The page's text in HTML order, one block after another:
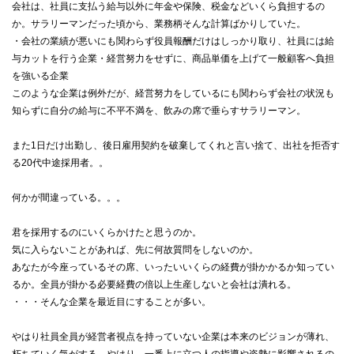
会社は、社員に支払う給与以外に年金や保険、税金などいくら負担するの
か。サラリーマンだった頃から、業務柄そんな計算ばかりしていた。
・会社の業績が悪いにも関わらず役員報酬だけはしっかり取り、社員には給
与カットを行う企業・経営努力をせずに、商品単価を上げて一般顧客へ負担
を強いる企業
このような企業は例外だが、経営努力をしているにも関わらず会社の状況も
知らずに自分の給与に不平不満を、飲みの席で垂らすサラリーマン。
また1日だけ出勤し、後日雇用契約を破棄してくれと言い捨て、出社を拒否す
る20代中途採用者。。
何かが間違っている。。。
君を採用するのにいくらかけたと思うのか。
気に入らないことがあれば、先に何故質問をしないのか。
あなたが今座っているその席、いったいいくらの経費が掛かかるか知ってい
るか。全員が掛かる必要経費の倍以上生産しないと会社は潰れる。
・・・そんな企業を最近目にすることが多い。
やはり社員全員が経営者視点を持っていない企業は本来のビジョンが薄れ、